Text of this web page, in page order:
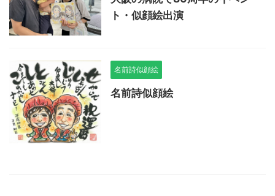
ト・似顔絵出演
名前詩似顔絵
名前詩似顔絵